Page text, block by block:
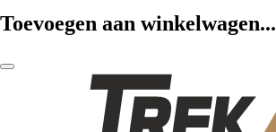
Toevoegen aan winkelwagen...